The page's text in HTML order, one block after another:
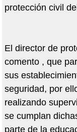
protección civil
El director de
comento , que
sus
seguridad, por
realizando
se cumplan
parte de la